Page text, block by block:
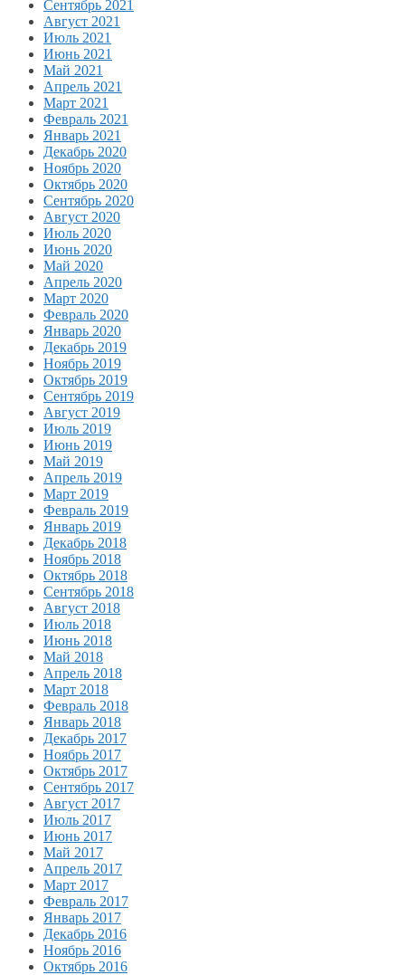
Сентябрь 2021
Август 2021
Июль 2021
Июнь 2021
Май 2021
Апрель 2021
Март 2021
Февраль 2021
Январь 2021
Декабрь 2020
Ноябрь 2020
Октябрь 2020
Сентябрь 2020
Август 2020
Июль 2020
Июнь 2020
Май 2020
Апрель 2020
Март 2020
Февраль 2020
Январь 2020
Декабрь 2019
Ноябрь 2019
Октябрь 2019
Сентябрь 2019
Август 2019
Июль 2019
Июнь 2019
Май 2019
Апрель 2019
Март 2019
Февраль 2019
Январь 2019
Декабрь 2018
Ноябрь 2018
Октябрь 2018
Сентябрь 2018
Август 2018
Июль 2018
Июнь 2018
Май 2018
Апрель 2018
Март 2018
Февраль 2018
Январь 2018
Декабрь 2017
Ноябрь 2017
Октябрь 2017
Сентябрь 2017
Август 2017
Июль 2017
Июнь 2017
Май 2017
Апрель 2017
Март 2017
Февраль 2017
Январь 2017
Декабрь 2016
Ноябрь 2016
Октябрь 2016